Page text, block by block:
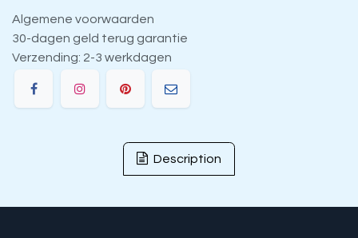
Algemene voorwaarden
30-dagen geld terug garantie
Verzending: 2-3 werkdagen
Description